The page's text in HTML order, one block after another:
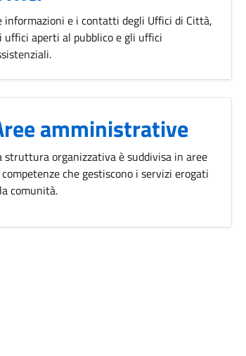
informazioni e i contatti degli Uffici di Città,
uffici aperti al pubblico e gli uffici
amministrative
struttura organizzativa è suddivisa in aree
che gestiscono i servizi erogati
comunità.